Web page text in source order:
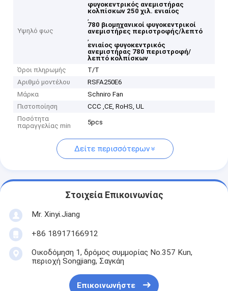
Υψηλό φως
φυγοκεντρικός ανεμιστήρας
κολπίσκων 250 χιλ. ενιαίος
,
780 βιομηχανικοί φυγοκεντρικοί
ανεμιστήρες περιστροφής/λεπτό
,
ενιαίος φυγοκεντρικός
ανεμιστήρας 780 περιστροφή/
λεπτό κολπίσκων
Όροι πληρωμής
T/T
Αριθμό μοντέλου
RSFA250E6
Μάρκα
Schniro Fan
Πιστοποίηση
CCC ,CE, RoHS, UL
Ποσότητα
παραγγελίας min
5pcs
Δείτε περισσότερων
Στοιχεία Επικοινωνίας
Mr. Xinyi.Jiang
+86 18917166912
Οικοδόμηση 1, δρόμος συμμορίας No.357 Kun,
περιοχή Songjiang, Σαγκάη
Επικοινωνήστε